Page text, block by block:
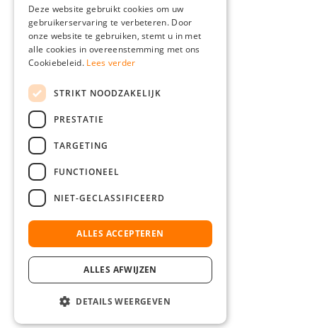
FRENCH
ITALIAN
Deze website gebruikt cookies om uw
gebruikerservaring te verbeteren. Door
onze website te gebruiken, stemt u in met
alle cookies in overeenstemming met ons
Cookiebeleid. Lees verder
STRIKT NOODZAKELIJK
PRESTATIE
TARGETING
FUNCTIONEEL
NIET-GECLASSIFICEERD
ALLES ACCEPTEREN
ALLES AFWIJZEN
DETAILS WEERGEVEN